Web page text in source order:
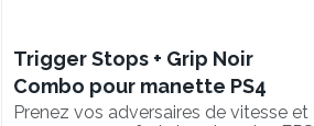
Trigger Stops + Grip Noir
Combo pour manette PS4
Prenez vos adversaires de vitesse et